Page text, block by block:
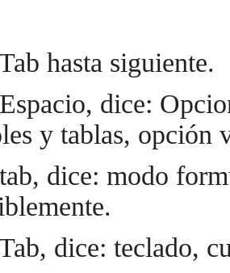
hasta siguiente.
dice:
y tablas,
dice: modo
dice: teclado,